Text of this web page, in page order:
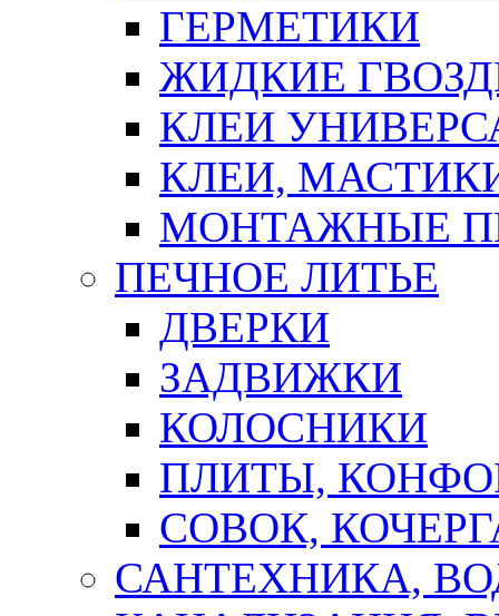
ГЕРМЕТИКИ
ЖИДКИЕ
КЛЕИ
КЛЕИ,
МОНТАЖНЫЕ
ПЕЧНОЕ ЛИТЬЕ
ДВЕРКИ
ЗАДВИЖКИ
КОЛОСНИКИ
ПЛИТЫ,
СОВОК,
САНТЕХНИКА,